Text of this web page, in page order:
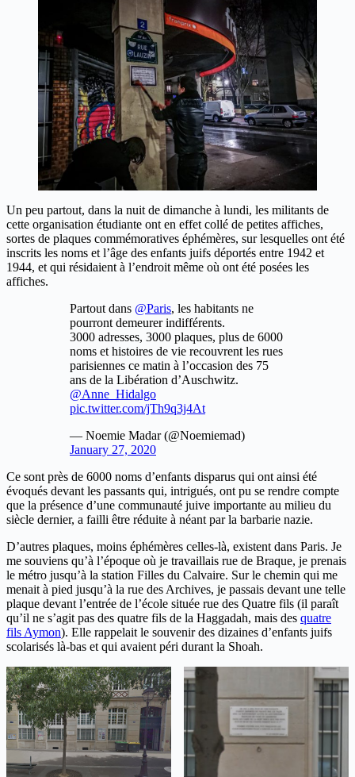
Un peu partout, dans la nuit de dimanche à lundi, les militants de
cette organisation étudiante ont en effet collé de petites affiches,
sortes de plaques commémoratives éphémères, sur lesquelles ont été
inscrits les noms et l’âge des enfants juifs déportés entre 1942 et
1944, et qui résidaient à l’endroit même où ont été posées les
affiches.
Partout dans @Paris, les habitants ne
pourront demeurer indifférents.
3000 adresses, 3000 plaques, plus de 6000
noms et histoires de vie recouvrent les rues
parisiennes ce matin à l’occasion des 75
ans de la Libération d’Auschwitz.
@Anne_Hidalgo
pic.twitter.com/jTh9q3j4At
— Noemie Madar (@Noemiemad)
January 27, 2020
Ce sont près de 6000 noms d’enfants disparus qui ont ainsi été
évoqués devant les passants qui, intrigués, ont pu se rendre compte
que la présence d’une communauté juive importante au milieu du
siècle dernier, a failli être réduite à néant par la barbarie nazie.
D’autres plaques, moins éphémères celles-là, existent dans Paris. Je
me souviens qu’à l’époque où je travaillais rue de Braque, je prenais
le métro jusqu’à la station Filles du Calvaire. Sur le chemin qui me
menait à pied jusqu’à la rue des Archives, je passais devant une telle
plaque devant l’entrée de l’école située rue des Quatre fils (il paraît
qu’il ne s’agit pas des quatre fils de la Haggadah, mais des quatre
fils Aymon). Elle rappelait le souvenir des dizaines d’enfants juifs
scolarisés là-bas et qui avaient péri durant la Shoah.